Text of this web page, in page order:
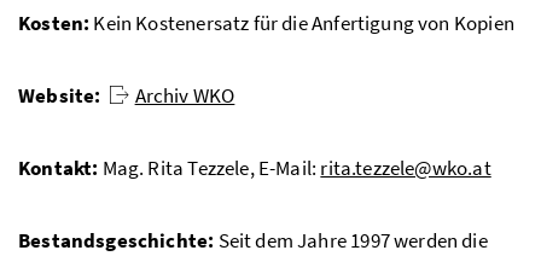
Kosten: Kein Kostenersatz für die Anfertigung von Kopien
Website: Archiv WKO
Kontakt: Mag. Rita Tezzele, E-Mail: rita.tezzele@wko.at
Bestandsgeschichte: Seit dem Jahre 1997 werden die